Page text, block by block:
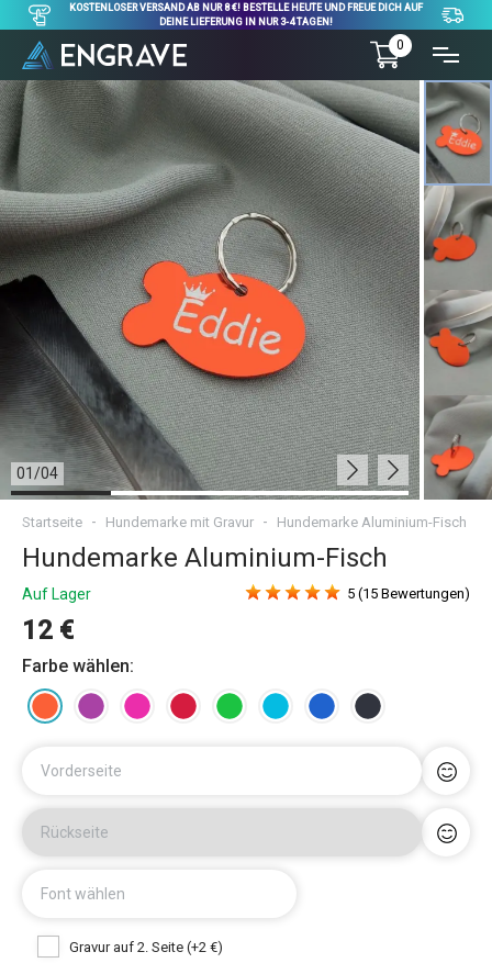
KOSTENLOSER VERSAND AB NUR 8 €! BESTELLE HEUTE UND FREUE DICH AUF
DEINE LIEFERUNG IN NUR 3-4 TAGEN!
0
01 /04
Startseite Hundemarke mit Gravur Hundemarke Aluminium-Fisch
Hundemarke Aluminium-Fisch
Auf Lager
12 €
5 (15 Bewertungen)
Farbe wählen:
Vorderseite
Rückseite
Font wählen
Gravur auf 2. Seite (+2 €)